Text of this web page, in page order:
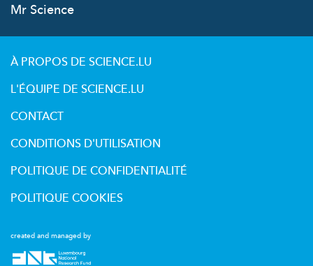
Mr Science
created and managed by
À PROPOS DE SCIENCE.LU
L'ÉQUIPE DE SCIENCE.LU
CONTACT
CONDITIONS D'UTILISATION
POLITIQUE DE CONFIDENTIALITÉ
POLITIQUE COOKIES